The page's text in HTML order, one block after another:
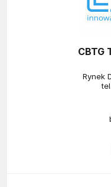
CBTG
Rynek
tel.